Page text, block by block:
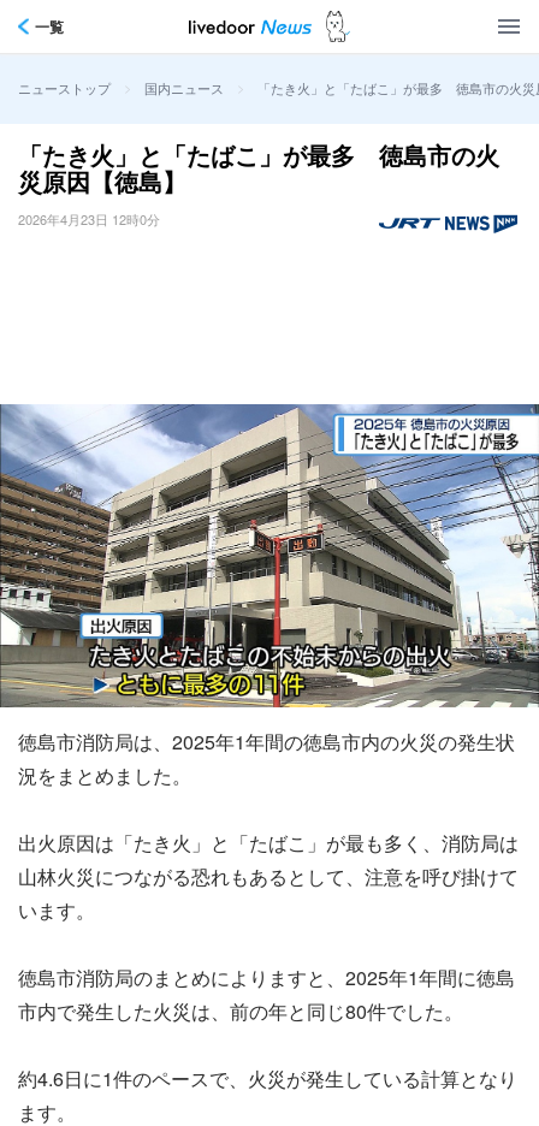
一覧
ニューストップ > 国内ニュース > 「たき火」と「たばこ」が最多 徳島市の火
「たき火」と「たばこ」が最多 徳島市の火
災原因【徳島】
2026年4月23日 12時0分
徳島市消防局は、2025年1年間の徳島市内の火災の発生状
況をまとめました。
出火原因は「たき火」と「たばこ」が最も多く、消防局は
山林火災につながる恐れもあるとして、注意を呼び掛けて
います。
徳島市消防局のまとめによりますと、2025年1年間に徳島
市内で発生した火災は、前の年と同じ80件でした。
約4.6日に1件のペースで、火災が発生している計算となり
ます。